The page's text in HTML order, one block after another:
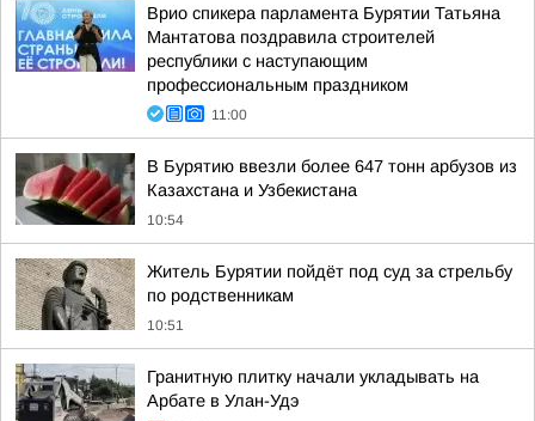
Врио спикера парламента Бурятии Татьяна
Мантатова поздравила строителей
республики с наступающим
профессиональным праздником
11:00
В Бурятию ввезли более 647 тонн арбузов из
Казахстана и Узбекистана
10:54
Житель Бурятии пойдёт под суд за стрельбу
по родственникам
10:51
Гранитную плитку начали укладывать на
Арбате в Улан-Удэ